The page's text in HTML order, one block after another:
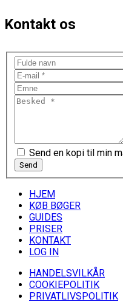
Kontakt os
Send en kopi til min
Send
HJEM
KØB BØGER
GUIDES
PRISER
KONTAKT
LOG IN
HANDELSVILKÅR
COOKIEPOLITIK
PRIVATLIVSPOLITIK